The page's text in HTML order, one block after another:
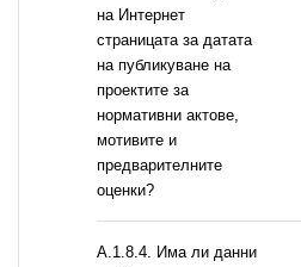
на Интернет
страницата за датата
на публикуване на
проектите за
нормативни актове,
мотивите и
предварителните
оценки?
A.1.8.4. Има ли данни